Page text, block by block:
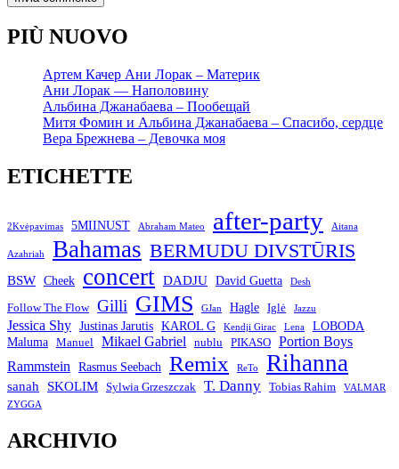
PIÙ NUOVO
Артем Качер Ани Лорак – Материк
Ани Лорак — Наполовину
Альбина Джанабаева – Пообещай
Митя Фомин и Альбина Джанабаева – Спасибо, сердце
Вера Брежнева – Девочка моя
ETICHETTE
2Kvėpavimas 5MIINUST Abraham Mateo after-party Aitana
Azahriah Bahamas BERMUDU DIVSTŪRIS
BSW Cheek concert DADJU David Guetta Desh
Follow The Flow Gilli GIMS GJan Hagle Iglė Jazzu
Jessica Shy Justinas Jarutis KAROL G Kendji Girac Lena LOBODA
Maluma Manuel Mikael Gabriel nublu PIKASO
Portion Boys
Rammstein
Rasmus Seebach Remix ReTo Rihanna
sanah SKOLIM Sylwia Grzeszczak T. Danny Tobias Rahim VALMAR
ZYGGA
ARCHIVIO